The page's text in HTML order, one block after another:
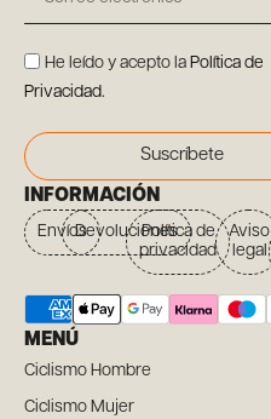
He leído y acepto la Política de
Privacidad.
Suscríbete
INFORMACIÓN
EnvíosDevolucionesPolítica de
privacidad
Aviso
legal
MENÚ
Ciclismo Hombre
Ciclismo Mujer